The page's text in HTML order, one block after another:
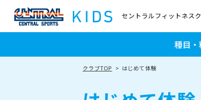
セントラルフィットネス
種目
クラブTOP はじめて体験